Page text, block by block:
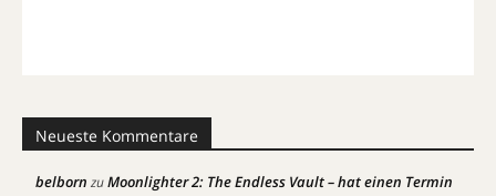
Neueste Kommentare
belborn zuMoonlighter 2: The Endless Vault – hat einen Termin